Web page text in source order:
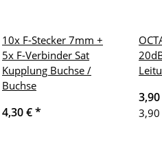
10x F-Stecker 7mm +
5x F-Verbinder Sat
Kupplung Buchse /
Buchse
4,30 €* 3,90